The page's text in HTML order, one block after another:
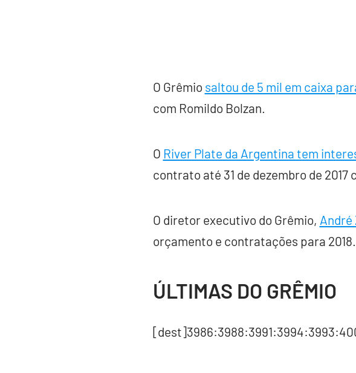
O Grêmio saltou de 5 mil em caixa
com Romildo Bolzan.
O River Plate da Argentina tem
contrato até 31 de dezembro de 2017
O diretor executivo do Grêmio, André
orçamento e contratações para 2018.
ÚLTIMAS DO GRÊMIO